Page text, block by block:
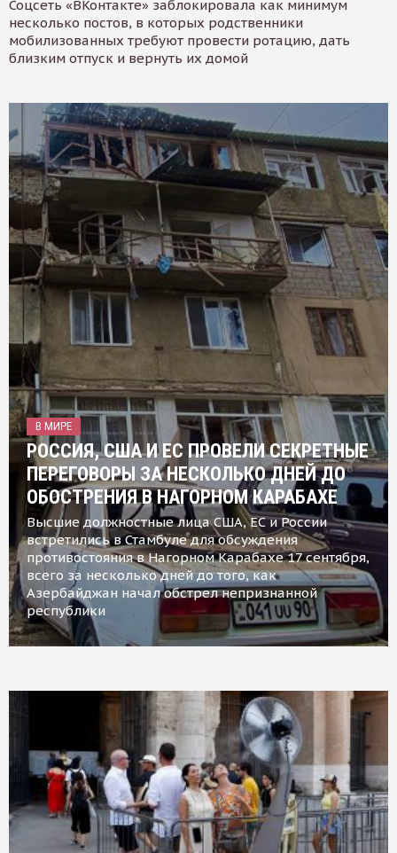
Соцсеть «ВКонтакте» заблокировала как минимум
несколько постов, в которых родственники
мобилизованных требуют провести ротацию, дать
близким отпуск и вернуть их домой
В МИРЕ
РОССИЯ, США И ЕС ПРОВЕЛИ СЕКРЕТНЫЕ
ПЕРЕГОВОРЫ ЗА НЕСКОЛЬКО ДНЕЙ ДО
ОБОСТРЕНИЯ В НАГОРНОМ КАРАБАХЕ
Высшие должностные лица США, ЕС и России
встретились в Стамбуле для обсуждения
противостояния в Нагорном Карабахе 17 сентября,
всего за несколько дней до того, как
Азербайджан начал обстрел непризнанной
республики